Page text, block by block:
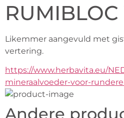
RUMIBLOC
Likemmer aangevuld met
vertering.
https://www.herbavita.eu/
mineraalvoeder-voor-
Andere